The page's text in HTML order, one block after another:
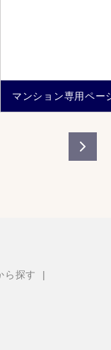
マンション専用ペー
ら探す